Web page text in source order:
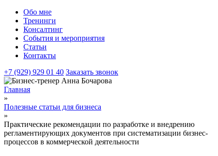
Обо мне
Тренинги
Консалтинг
События и мероприятия
Статьи
Контакты
+7 (929) 929 01 40 Заказать звонок
Главная
»
Полезные статьи для бизнеса
»
Практические рекомендации по разработке и внедрению
регламентирующих документов при систематизации бизнес-
процессов в коммерческой деятельности